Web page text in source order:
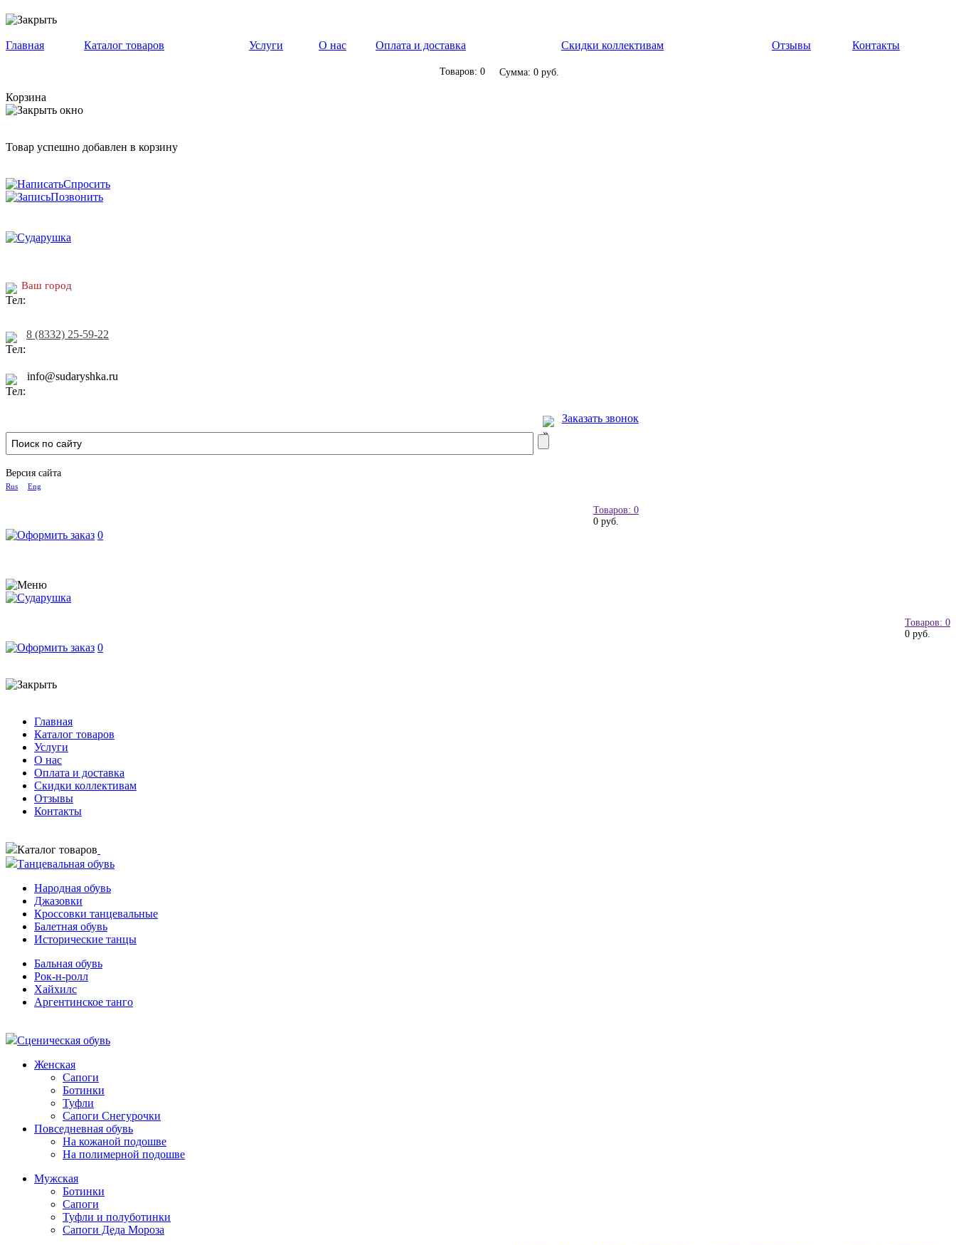
Главная Каталог товаров Услуги О нас Оплата и доставка Скидки коллективам Отзывы Контакты
Товаров: 0 Сумма: 0 руб.
Корзина
Товар успешно добавлен в корзину
Спросить
Позвонить
Ваш город
8 (8332) 25-59-22
info@sudaryshka.ru
Заказать звонок
Версия сайта
Rus Eng
Товаров: 0
0 руб.
0
Товаров: 0
0 руб.
0
Главная
Каталог товаров
Услуги
О нас
Оплата и доставка
Скидки коллективам
Отзывы
Контакты
Каталог товаров
Танцевальная обувь
Народная обувь
Джазовки
Кроссовки танцевальные
Балетная обувь
Исторические танцы
Бальная обувь
Рок-н-ролл
Хайхилс
Аргентинское танго
Сценическая обувь
Женская
Сапоги
Ботинки
Туфли
Сапоги Снегурочки
Повседневная обувь
На кожаной подошве
На полимерной подошве
Мужская
Ботинки
Сапоги
Туфли и полуботинки
Сапоги Деда Мороза